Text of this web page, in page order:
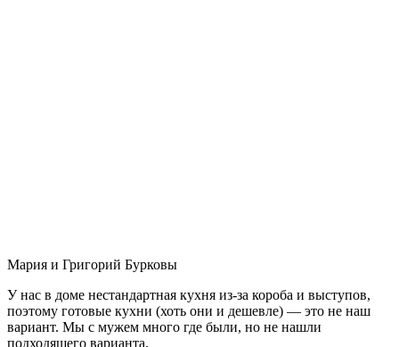
Мария и Григорий Бурковы
У нас в доме нестандартная кухня из-за короба и выступов,
поэтому готовые кухни (хоть они и дешевле) — это не наш
вариант. Мы с мужем много где были, но не нашли
подходящего варианта.